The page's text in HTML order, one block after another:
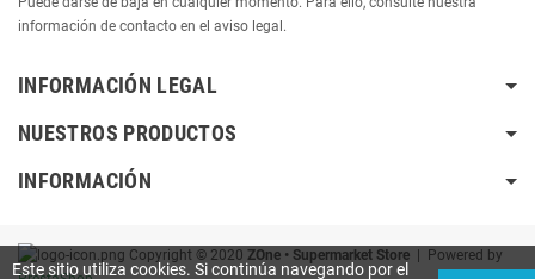
información de contacto en el aviso legal.
INFORMACIÓN LEGAL
NUESTROS PRODUCTOS
INFORMACIÓN
Copyright © 2020 ZOne • Supermarket Store | Powered by
Este sitio utiliza cookies. Si continúa navegando por el